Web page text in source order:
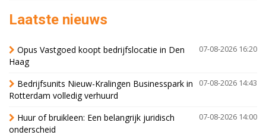
Laatste nieuws
07-08-2026 16:20
Opus Vastgoed koopt bedrijfslocatie in Den
Haag
07-08-2026 14:43
Bedrijfsunits Nieuw-Kralingen Businesspark in
Rotterdam volledig verhuurd
07-08-2026 14:00
Huur of bruikleen: Een belangrijk juridisch
onderscheid